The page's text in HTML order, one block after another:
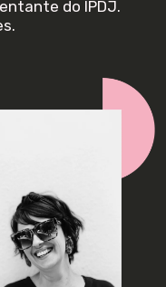
do IPDJ.